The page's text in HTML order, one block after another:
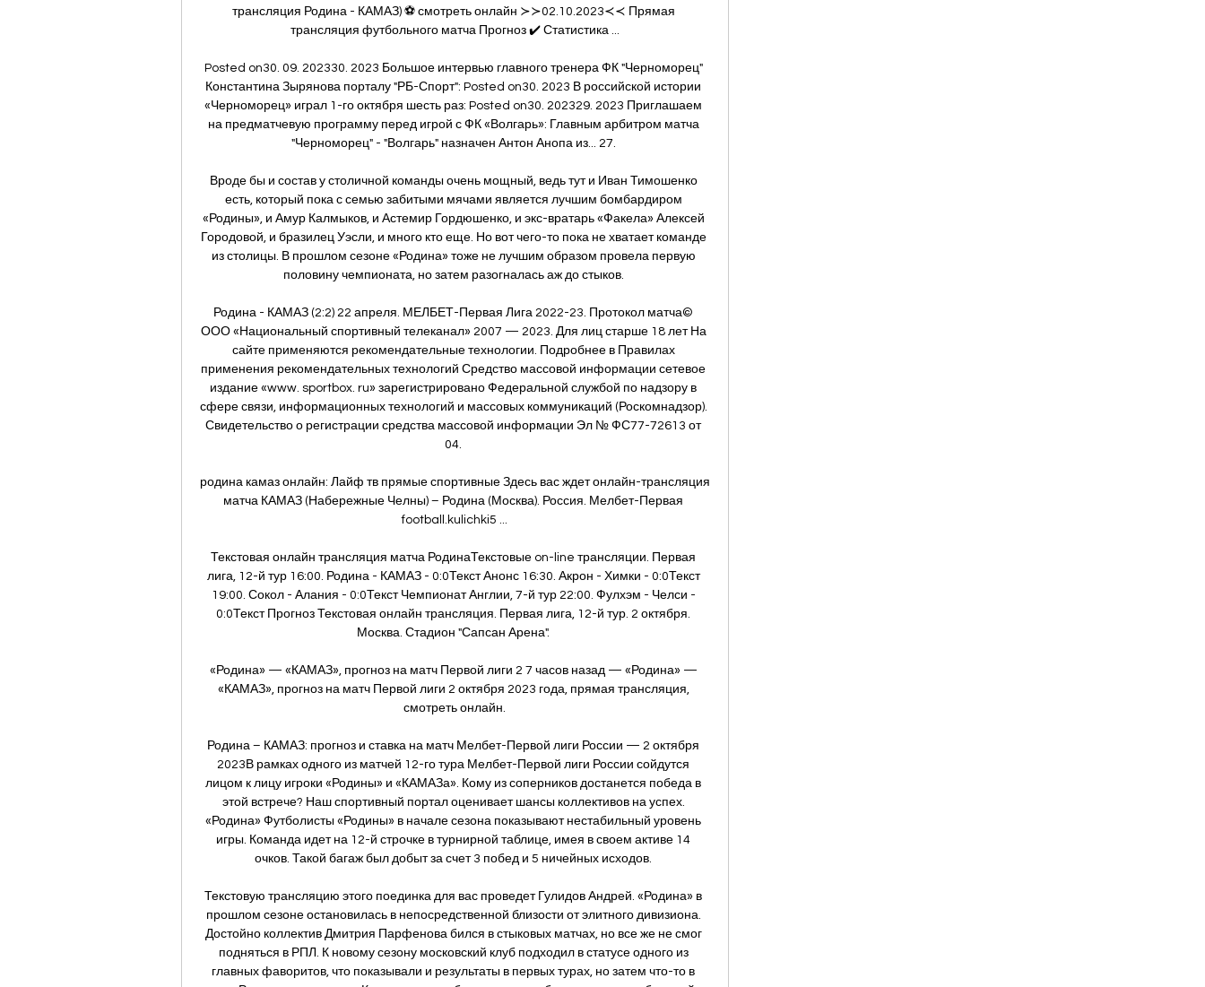
трансляция Родина - КАМАЗ) ⚽ смотреть онлайн ≻≻02.10.2023≺≺ Прямая
трансляция футбольного матча Прогноз ✔️ Статистика ...
Posted on30. 09. 202330. 2023 Большое интервью главного тренера ФК "Черноморец"
Константина Зырянова порталу "РБ-Спорт": Posted on30. 2023 В российской истории
«Черноморец» играл 1-го октября шесть раз: Posted on30. 202329. 2023 Приглашаем
на предматчевую программу перед игрой с ФК «Волгарь»: Главным арбитром матча
"Черноморец" - "Волгарь" назначен Антон Анопа из... 27.
Вроде бы и состав у столичной команды очень мощный, ведь тут и Иван Тимошенко
есть, который пока с семью забитыми мячами является лучшим бомбардиром
«Родины», и Амур Калмыков, и Астемир Гордюшенко, и экс-вратарь «Факела» Алексей
Городовой, и бразилец Уэсли, и много кто еще. Но вот чего-то пока не хватает команде
из столицы. В прошлом сезоне «Родина» тоже не лучшим образом провела первую
половину чемпионата, но затем разогналась аж до стыков.
Родина - КАМАЗ (2:2) 22 апреля. МЕЛБЕТ-Первая Лига 2022-23. Протокол матча©
ООО «Национальный спортивный телеканал» 2007 — 2023. Для лиц старше 18 лет На
сайте применяются рекомендательные технологии. Подробнее в Правилах
применения рекомендательных технологий Средство массовой информации сетевое
издание «www. sportbox. ru» зарегистрировано Федеральной службой по надзору в
сфере связи, информационных технологий и массовых коммуникаций (Роскомнадзор).
Свидетельство о регистрации средства массовой информации Эл № ФС77-72613 от
04.
родина камаз онлайн: Лайф тв прямые спортивные Здесь вас ждет онлайн-трансляция
матча КАМАЗ (Набережные Челны) – Родина (Москва). Россия. Мелбет-Первая
football.kulichki5 ...
Текстовая онлайн трансляция матча РодинаТекстовые on-line трансляции. Первая
лига, 12-й тур 16:00. Родина - КАМАЗ - 0:0Текст Анонс 16:30. Акрон - Химки - 0:0Текст
19:00. Сокол - Алания - 0:0Текст Чемпионат Англии, 7-й тур 22:00. Фулхэм - Челси -
0:0Текст Прогноз Текстовая онлайн трансляция. Первая лига, 12-й тур. 2 октября.
Москва. Стадион "Сапсан Арена".
«Родина» — «КАМАЗ», прогноз на матч Первой лиги 2 7 часов назад — «Родина» —
«КАМАЗ», прогноз на матч Первой лиги 2 октября 2023 года, прямая трансляция,
смотреть онлайн.
Родина – КАМАЗ: прогноз и ставка на матч Мелбет-Первой лиги России — 2 октября
2023В рамках одного из матчей 12-го тура Мелбет-Первой лиги России сойдутся
лицом к лицу игроки «Родины» и «КАМАЗа». Кому из соперников достанется победа в
этой встрече? Наш спортивный портал оценивает шансы коллективов на успех.
«Родина» Футболисты «Родины» в начале сезона показывают нестабильный уровень
игры. Команда идет на 12-й строчке в турнирной таблице, имея в своем активе 14
очков. Такой багаж был добыт за счет 3 побед и 5 ничейных исходов.
Текстовую трансляцию этого поединка для вас проведет Гулидов Андрей. «Родина» в
прошлом сезоне остановилась в непосредственной близости от элитного дивизиона.
Достойно коллектив Дмитрия Парфенова бился в стыковых матчах, но все же не смог
подняться в РПЛ. К новому сезону московский клуб подходил в статусе одного из
главных фаворитов, что показывали и результаты в первых турах, но затем что-то в